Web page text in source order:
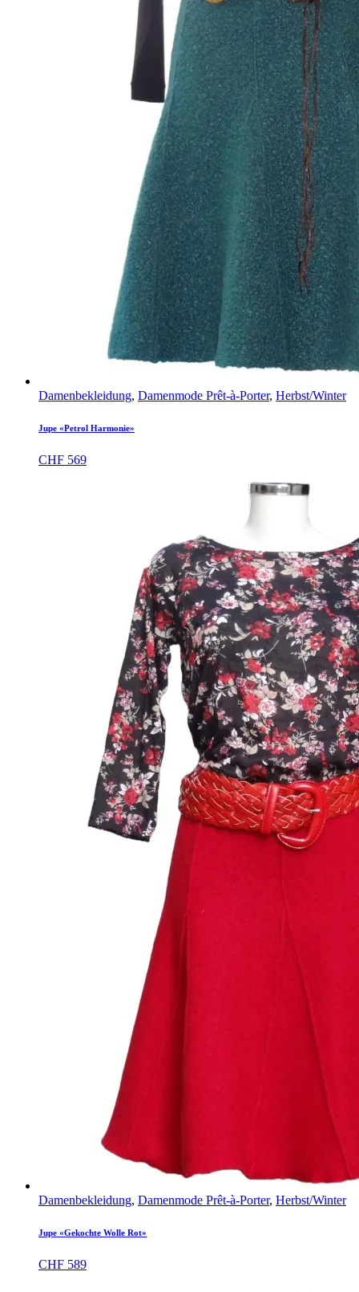
Damenbekleidung, Damenmode Prêt-à-Porter, Herbst/Winter
Jupe «Petrol Harmonie»
CHF 569
Damenbekleidung, Damenmode Prêt-à-Porter, Herbst/Winter
Jupe «Gekochte Wolle Rot»
CHF 589